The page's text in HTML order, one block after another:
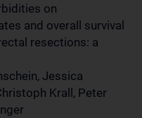
on
and overall survival
resections: a
Jessica
Krall, Peter